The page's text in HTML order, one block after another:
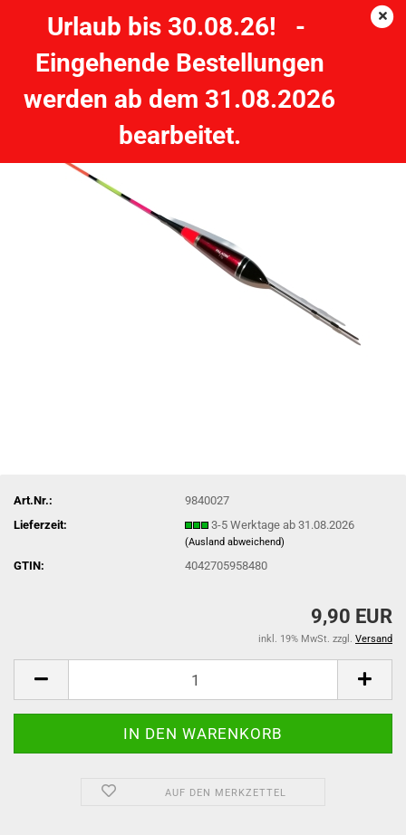
Urlaub bis 30.08.26! -
Eingehende Bestellungen
werden ab dem 31.08.2026
bearbeitet.
PALADIN - LED Farbwechselpose Feststellpose - 7g
Art.Nr.:
9840027
Lieferzeit:
3-5 Werktage ab 31.08.2026
(Ausland abweichend)
GTIN: 4042705958480
9,90 EUR
inkl. 19% MwSt. zzgl. Versand
AUF DEN MERKZETTEL